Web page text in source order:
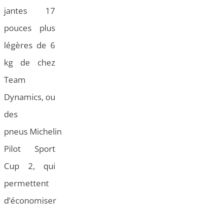
jantes 17
pouces plus
légères de 6
kg de chez
Team
Dynamics, ou
des
pneus Michelin
Pilot Sport
Cup 2, qui
permettent
d’économiser